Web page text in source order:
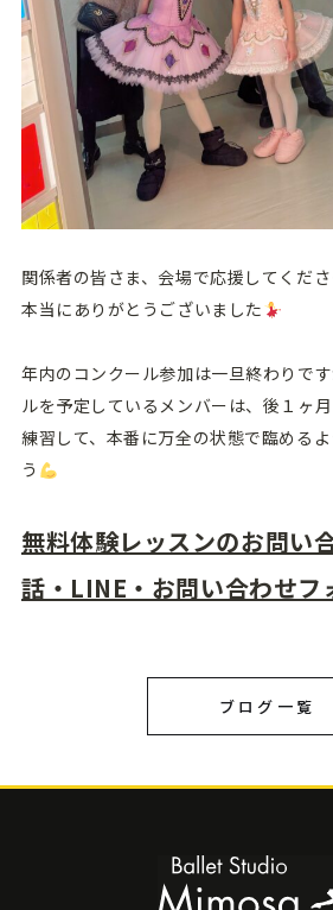
関係者の皆さま、会場で応援してくだ
本当にありがとうございました
年内のコンクール参加は一旦終わりで
ルを予定しているメンバーは、後１ヶ
練習して、本番に万全の状態で臨める
う
無料体験レッスンのお問い
話・LINE・お問い合わせフ
ブログ一覧